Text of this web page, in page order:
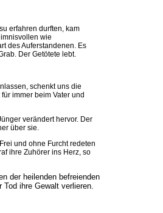
erfahren durften, kam
wie
des Auferstandenen. Es
Der Getötete lebt.
schenkt uns die
immer beim Vater und
verändert hervor. Der
über sie.
und ohne Furcht redeten
ihre Zuhörer ins Herz, so
der heilenden befreienden
ihre Gewalt verlieren.